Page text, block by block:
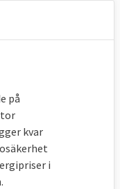
på
kvar
i